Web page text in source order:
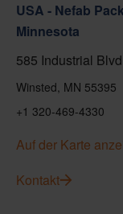
USA - Nefab
Minnesota
585 Industrial
Winsted, MN 55395
+1 320-469-4330
Auf der Karte
Kontakt